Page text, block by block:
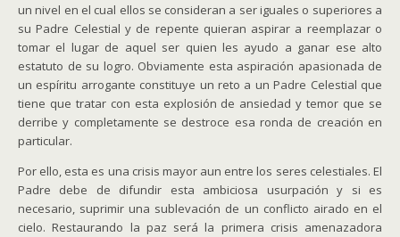
un nivel en el cual ellos se consideran a ser iguales o superiores a
su Padre Celestial y de repente quieran aspirar a reemplazar o
tomar el lugar de aquel ser quien les ayudo a ganar ese alto
estatuto de su logro. Obviamente esta aspiración apasionada de
un espíritu arrogante constituye un reto a un Padre Celestial que
tiene que tratar con esta explosión de ansiedad y temor que se
derribe y completamente se destroce esa ronda de creación en
particular.
Por ello, esta es una crisis mayor aun entre los seres celestiales. El
Padre debe de difundir esta ambiciosa usurpación y si es
necesario, suprimir una sublevación de un conflicto airado en el
cielo. Restaurando la paz será la primera crisis amenazadora